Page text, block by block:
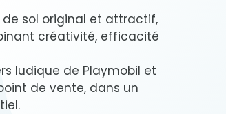
de sol original et attractif,
créativité, efficacité
ludique de Playmobil et
de vente, dans un